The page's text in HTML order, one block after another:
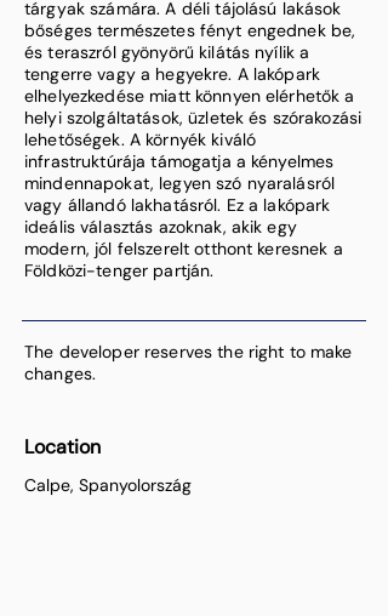
tárgyak számára. A déli tájolású lakások
bőséges természetes fényt engednek be,
és teraszról gyönyörű kilátás nyílik a
tengerre vagy a hegyekre. A lakópark
elhelyezkedése miatt könnyen elérhetők a
helyi szolgáltatások, üzletek és szórakozási
lehetőségek. A környék kiváló
infrastruktúrája támogatja a kényelmes
mindennapokat, legyen szó nyaralásról
vagy állandó lakhatásról. Ez a lakópark
ideális választás azoknak, akik egy
modern, jól felszerelt otthont keresnek a
Földközi-tenger partján.
The developer reserves the right to make
changes.
Location
Calpe, Spanyolország